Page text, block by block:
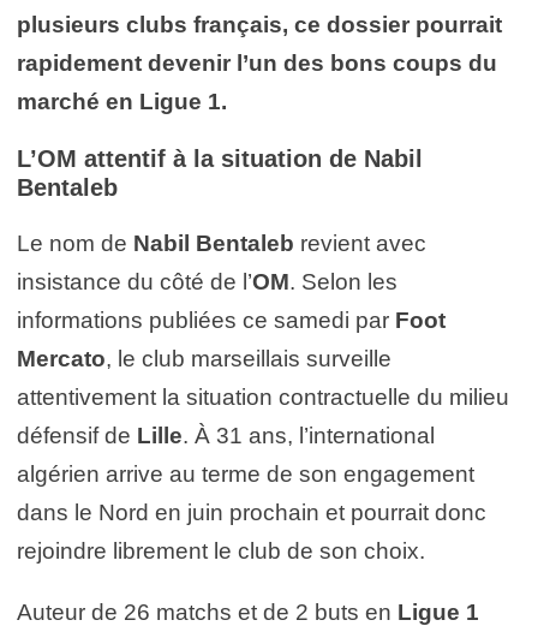
plusieurs clubs français, ce dossier pourrait
rapidement devenir l’un des bons coups du
marché en Ligue 1.
L’OM attentif à la situation de Nabil
Bentaleb
Le nom de Nabil Bentaleb revient avec
insistance du côté de l’OM. Selon les
informations publiées ce samedi par Foot
Mercato, le club marseillais surveille
attentivement la situation contractuelle du milieu
défensif de Lille. À 31 ans, l’international
algérien arrive au terme de son engagement
dans le Nord en juin prochain et pourrait donc
rejoindre librement le club de son choix.
Auteur de 26 matchs et de 2 buts en Ligue 1